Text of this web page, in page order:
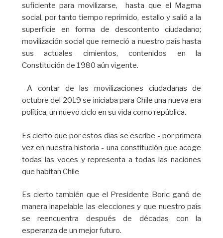
suficiente para movilizarse, hasta que el Magma
social, por tanto tiempo reprimido, estallo y salió a la
superficie en forma de descontento ciudadano;
movilización social que remeció a nuestro país hasta
sus actuales cimientos, contenidos en la
Constitución de 1980 aún vigente.
A contar de las movilizaciones ciudadanas de
octubre del 2019 se iniciaba para Chile una nueva era
política, un nuevo ciclo en su vida como república.
Es cierto que por estos días se escribe - por primera
vez en nuestra historia - una constitución que acoge
todas las voces y representa a todas las naciones
que habitan Chile
Es cierto también que el Presidente Boric ganó de
manera inapelable las elecciones y que nuestro país
se reencuentra después de décadas con la
esperanza de un mejor futuro.